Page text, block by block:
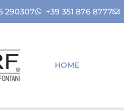
290307 +39 351 876 8777
HOME